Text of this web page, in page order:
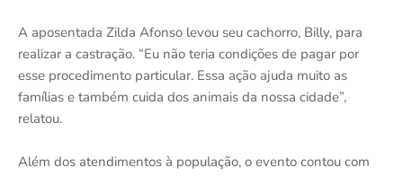
A aposentada Zilda Afonso levou seu cachorro, Billy, para
realizar a castração. “Eu não teria condições de pagar por
esse procedimento particular. Essa ação ajuda muito as
famílias e também cuida dos animais da nossa cidade”,
relatou.
Além dos atendimentos à população, o evento contou com